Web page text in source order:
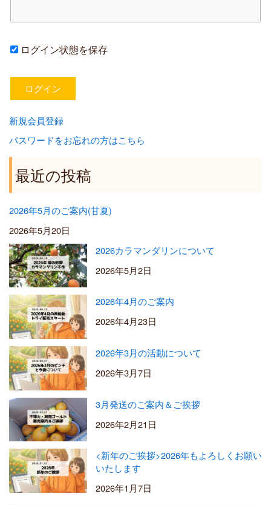
ログイン状態を保存
新規会員登録
パスワードをお忘れの方はこちら
最近の投稿
2026年5月のご案内(甘夏)
2026年5月20日
2026カラマンダリンについて
2026年5月2日
2026年4月のご案内
2026年4月23日
2026年3月の活動について
2026年3月7日
3月発送のご案内＆ご挨拶
2026年2月21日
<新年のご挨拶>2026年もよろしくお願い
いたします
2026年1月7日